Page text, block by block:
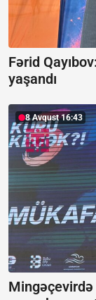
Fərid
yaşandı
8 Avqust 16:43
Mingəçevirdə